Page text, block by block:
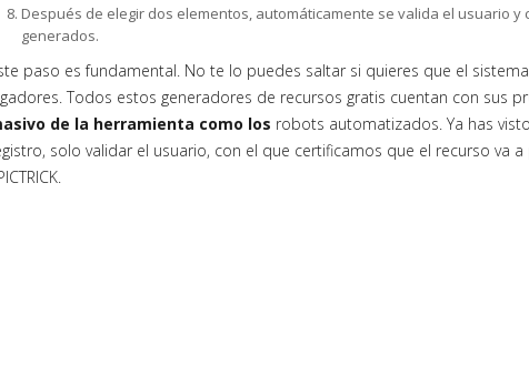
Después de elegir dos elementos, automáticamente se valida el usuario y
generados.
paso es fundamental. No te lo puedes saltar si quieres que el
Todos estos generadores de recursos gratis cuentan con sus
de la herramienta como los robots automatizados. Ya has
solo validar el usuario, con el que certificamos que el recurso va